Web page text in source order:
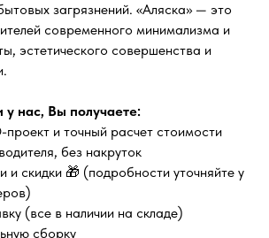
загрязнений. «Аляска» — это
современного минимализма и
эстетического совершенства и
у нас, Вы получаете:
проект и точный расчет стоимости
без накруток
и скидки 🎁 (подробности уточняйте у
(все в наличии на складе)
сборку